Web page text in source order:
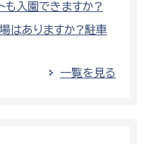
も入園できますか?
はありますか?駐車
一覧を見る